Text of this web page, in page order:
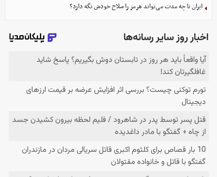
ایران تا چه مدت می‌تواند هرمز را سلاح خودش نگه دارد؟